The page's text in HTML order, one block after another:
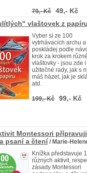
79,- Kč 49,- Kč
vlaštovek z papíru
Vyber si ze 100
vytrhávacích archu a
poskládej podle
krok za krokem různé
vlaštovky - jsou zde i
užitečné rady, jak s
máš házet, jak je
atd.
199,- Kč 99,- Kč
Montessori
psaní a čtení / Marie-
Knížka představuje
různých aktivit,
zásady Montessori